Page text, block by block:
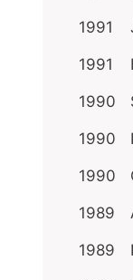
1991
1991
1990
1990
1990
1989
1989